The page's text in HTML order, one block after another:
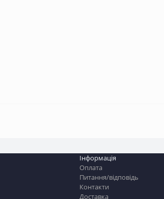
Інформація
Оплата
Питання/відповідь
Контакти
Доставка